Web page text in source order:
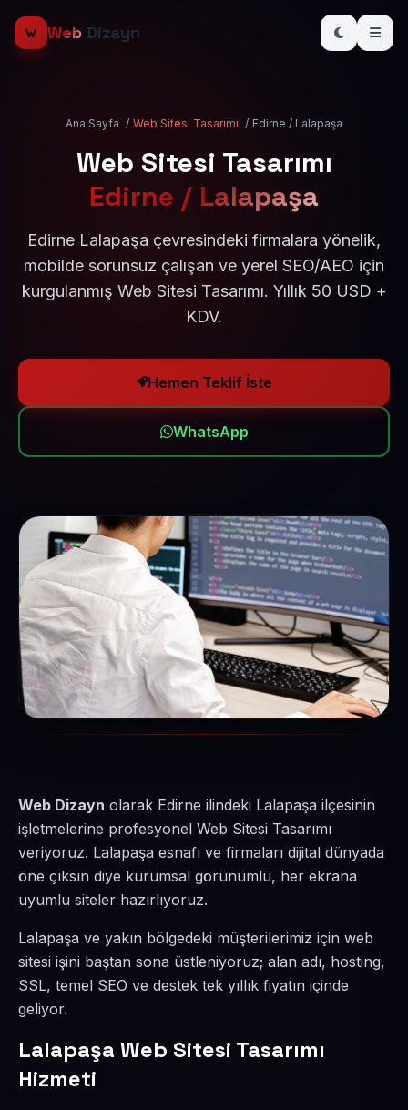
Web Dizayn
Ana Sayfa / Web Sitesi Tasarımı / Edirne / Lalapaşa
Web Sitesi Tasarımı
Edirne / Lalapaşa
Edirne Lalapaşa çevresindeki firmalara yönelik,
mobilde sorunsuz çalışan ve yerel SEO/AEO için
kurgulanmış Web Sitesi Tasarımı. Yıllık 50 USD +
KDV.
Hemen Teklif İste
WhatsApp
Web Dizayn olarak Edirne ilindeki Lalapaşa ilçesinin
işletmelerine profesyonel Web Sitesi Tasarımı
veriyoruz. Lalapaşa esnafı ve firmaları dijital dünyada
öne çıksın diye kurumsal görünümlü, her ekrana
uyumlu siteler hazırlıyoruz.
Lalapaşa ve yakın bölgedeki müşterilerimiz için web
sitesi işini baştan sona üstleniyoruz; alan adı, hosting,
SSL, temel SEO ve destek tek yıllık fiyatın içinde
geliyor.
Lalapaşa Web Sitesi Tasarımı
Hizmeti